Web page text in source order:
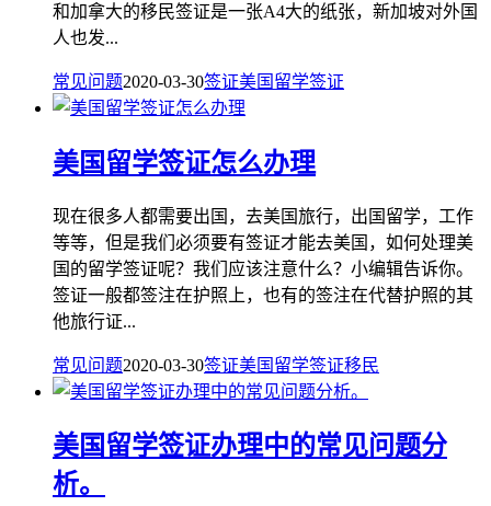
和加拿大的移民签证是一张A4大的纸张，新加坡对外国
人也发...
常见问题2020-03-30签证美国留学签证
美国留学签证怎么办理
现在很多人都需要出国，去美国旅行，出国留学，工作
等等，但是我们必须要有签证才能去美国，如何处理美
国的留学签证呢？我们应该注意什么？小编辑告诉你。
签证一般都签注在护照上，也有的签注在代替护照的其
他旅行证...
常见问题2020-03-30签证美国留学签证移民
美国留学签证办理中的常见问题分
析。